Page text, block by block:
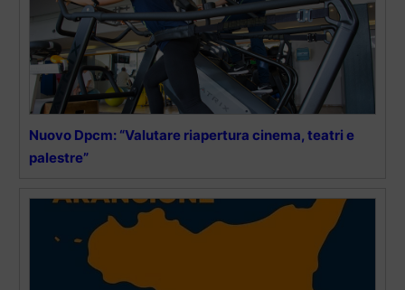
Nuovo Dpcm: “Valutare riapertura cinema, teatri e
palestre”